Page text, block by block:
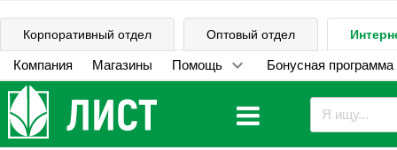
Корпоративный отдел Оптовый отдел
Компания Магазины Помощь Бонусная программа